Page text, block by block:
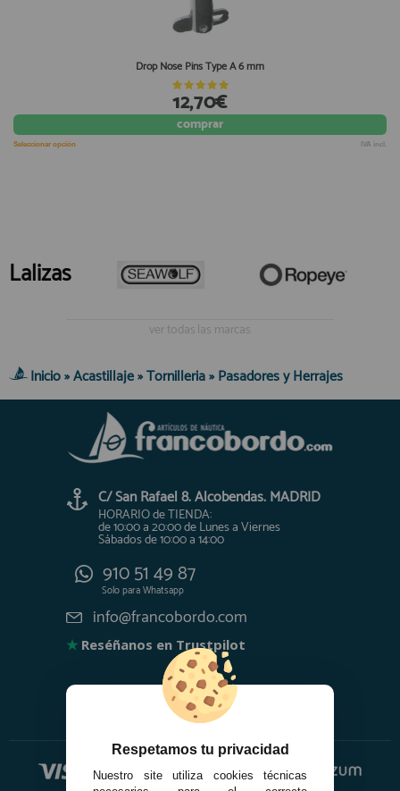
Drop Nose Pins Type A 6 mm
12,70€
comprar
Seleccionar opción IVA incl.
Lalizas
ver todas las marcas
Inicio»Acastillaje»Tornilleria»Pasadores y Herrajes
C/ San Rafael 8. Alcobendas. MADRID
HORARIO de TIENDA:
de 10:00 a 20:00 de Lunes a Viernes
Sábados de 10:00 a 14:00
910 51 49 87
Solo paraWhatsapp
info@francobordo.com
★ Reséñanos en Trustpilot
Respetamos tu privacidad
Nuestro site utiliza cookies técnicas